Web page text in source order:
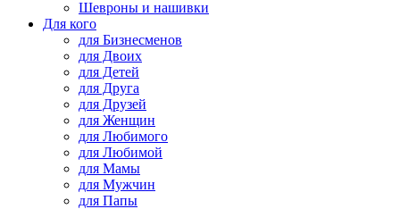
Шевроны и нашивки
Для кого
для Бизнесменов
для Двоих
для Детей
для Друга
для Друзей
для Женщин
для Любимого
для Любимой
для Мамы
для Мужчин
для Папы